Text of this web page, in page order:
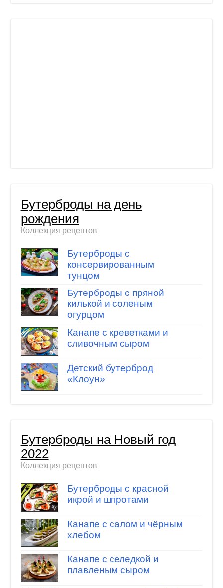
Бутерброды на день
рождения
Коллекция рецептов
Бутерброды с
консервированным
тунцом
Бутерброды с пряной
килькой и соленым
огурцом
Канапе с креветками и
сливочным сыром
Детский бутерброд
«Клоун»
Бутерброды на Новый год
2022
Коллекция рецептов
Бутерброды с красной
икрой и шпротами
Канапе с салом и чёрным
хлебом
Канапе с селедкой и
плавленым сыром